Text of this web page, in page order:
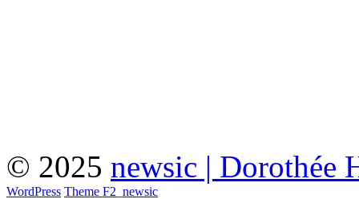
© 2025 newsic | Dorothée
WordPress Theme F2 newsic